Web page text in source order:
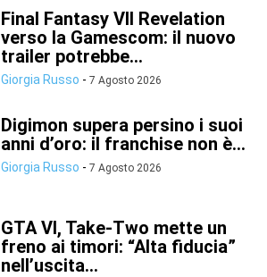
Final Fantasy VII Revelation
verso la Gamescom: il nuovo
trailer potrebbe...
Giorgia Russo - 7 Agosto 2026
Digimon supera persino i suoi
anni d’oro: il franchise non è...
Giorgia Russo - 7 Agosto 2026
GTA VI, Take-Two mette un
freno ai timori: “Alta fiducia”
nell’uscita...